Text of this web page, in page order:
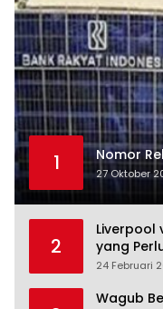
1 Nomor
27 Oktober
2
Liverpool
yang
24 Februari
Wagub